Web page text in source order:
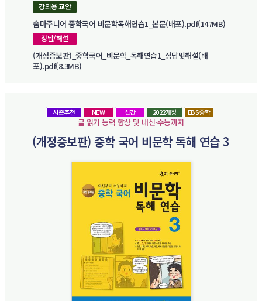
강의용 교안
숨마주니어 중학국어 비문학독해연습1_본문(배포).pdf(147MB)
정답/해설
(개정증보판)_중학국어_비문학_독해연습1_정답및해설(배
포).pdf(8.3MB)
시즌추천 NEW 신간 2022개정 EBS중학
글 읽기 능력 향상 및 내신·수능까지
(개정증보판) 중학 국어 비문학 독해 연습 3